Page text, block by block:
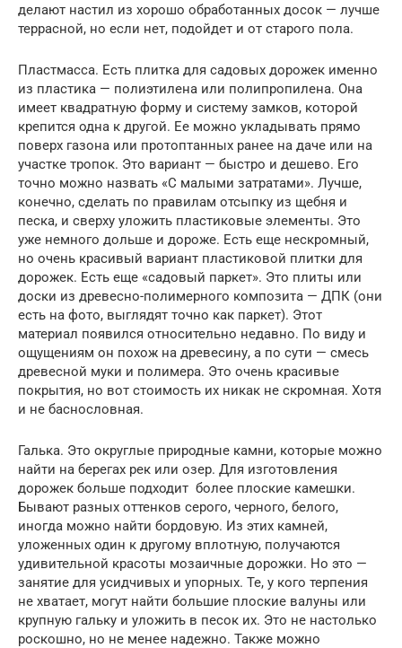
делают настил из хорошо обработанных досок — лучше
террасной, но если нет, подойдет и от старого пола.
Пластмасса. Есть плитка для садовых дорожек именно
из пластика — полиэтилена или полипропилена. Она
имеет квадратную форму и систему замков, которой
крепится одна к другой. Ее можно укладывать прямо
поверх газона или протоптанных ранее на даче или на
участке тропок. Это вариант — быстро и дешево. Его
точно можно назвать «С малыми затратами». Лучше,
конечно, сделать по правилам отсыпку из щебня и
песка, и сверху уложить пластиковые элементы. Это
уже немного дольше и дороже. Есть еще нескромный,
но очень красивый вариант пластиковой плитки для
дорожек. Есть еще «садовый паркет». Это плиты или
доски из древесно-полимерного композита — ДПК (они
есть на фото, выглядят точно как паркет). Этот
материал появился относительно недавно. По виду и
ощущениям он похож на древесину, а по сути — смесь
древесной муки и полимера. Это очень красивые
покрытия, но вот стоимость их никак не скромная. Хотя
и не баснословная.
Галька. Это округлые природные камни, которые можно
найти на берегах рек или озер. Для изготовления
дорожек больше подходит более плоские камешки.
Бывают разных оттенков серого, черного, белого,
иногда можно найти бордовую. Из этих камней,
уложенных один к другому вплотную, получаются
удивительной красоты мозаичные дорожки. Но это —
занятие для усидчивых и упорных. Те, у кого терпения
не хватает, могут найти большие плоские валуны или
крупную гальку и уложить в песок их. Это не настолько
роскошно, но не менее надежно. Также можно